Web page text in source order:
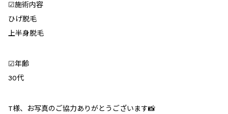
︎︎︎︎︎︎☑︎施術内容
ひげ脱毛
上半身脱毛
︎︎︎︎︎︎☑︎年齢
30代
T様、お写真のご協力ありがとうございます📸